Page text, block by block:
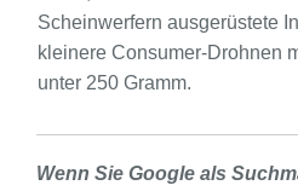
Scheinwerfern ausgerüstete
kleinere Consumer-Drohnen
unter 250 Gramm.
Wenn Sie Google als